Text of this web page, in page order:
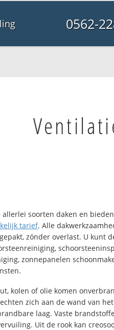
0562-
allerlei soorten daken en
tarief. Alle
zónder overlast. U kunt
zonnepanelen
kolen of olie komen
zich aan de wand van
laag. Vaste
Uit de rook kan